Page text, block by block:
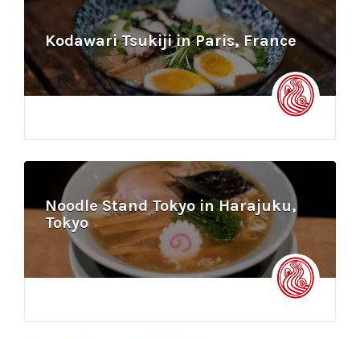
Kodawari Tsukiji in Paris, France
Noodle Stand Tokyo in Harajuku,
Tokyo